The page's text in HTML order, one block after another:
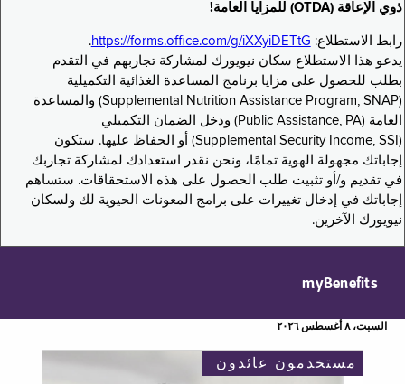
ذوي الإعاقة (OTDA) للمزايا العامة!
رابط الاستطلاع: https://forms.office.com/g/iXXyiDETtG
.
يدعو هذا الاستطلاع سكان نيويورك لمشاركة تجاربهم في التقدم
بطلب للحصول على مزايا برنامج المساعدة الغذائية التكميلية
(Supplemental Nutrition Assistance Program, SNAP) والمساعدة
العامة (Public Assistance, PA) ودخل الضمان التكميلي
(Supplemental Security Income, SSI) أو الحفاظ عليها. ستكون
إجاباتك مجهولة الهوية تمامًا، ونحن نقدر استعدادك لمشاركة تجاربك
في تقديم و/أو تثبيت طلب الحصول على هذه الاستحقاقات. ستساهم
إجاباتك في إدخال تغييرات على برامج المعونات الحيوية لك ولسكان
نيويورك الآخرين.
myBenefits
السبت، ٨ أغسطس ٢٠٢٦
مستخدمون عائدون